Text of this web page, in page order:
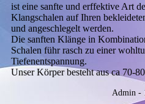
ist eine sanfte und erffektive Art
Klangschalen auf Ihren
und angeschlegelt werden.
Die sanften Klänge in
Schalen führ rasch zu einer
Tiefenentspannung.
Unser Körper besteht aus ca 70-
Admin -